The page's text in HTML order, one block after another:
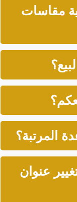
مقاسات
المرتبة؟
عنوان